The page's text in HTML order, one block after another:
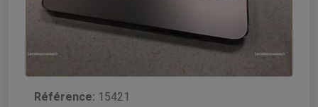
Référence: 15421